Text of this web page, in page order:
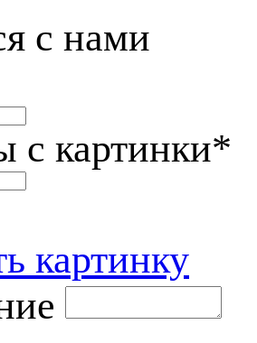
с нами
с картинки*
картинку